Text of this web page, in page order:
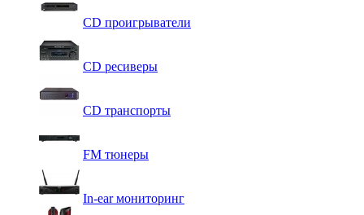
CD проигрыватели
CD ресиверы
CD транспорты
FM тюнеры
In-ear мониторинг